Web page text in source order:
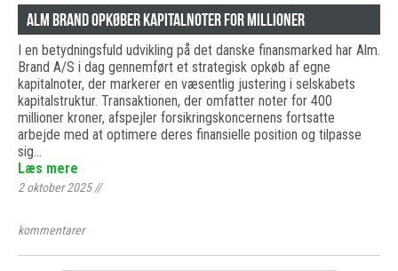
Alm Brand opkøber kapitalnoter for millioner
I en betydningsfuld udvikling på det danske finansmarked har Alm.
Brand A/S i dag gennemført et strategisk opkøb af egne
kapitalnoter, der markerer en væsentlig justering i selskabets
kapitalstruktur. Transaktionen, der omfatter noter for 400
millioner kroner, afspejler forsikringskoncernens fortsatte
arbejde med at optimere deres finansielle position og tilpasse
sig…
Læs mere
2 oktober 2025//
kommentarer